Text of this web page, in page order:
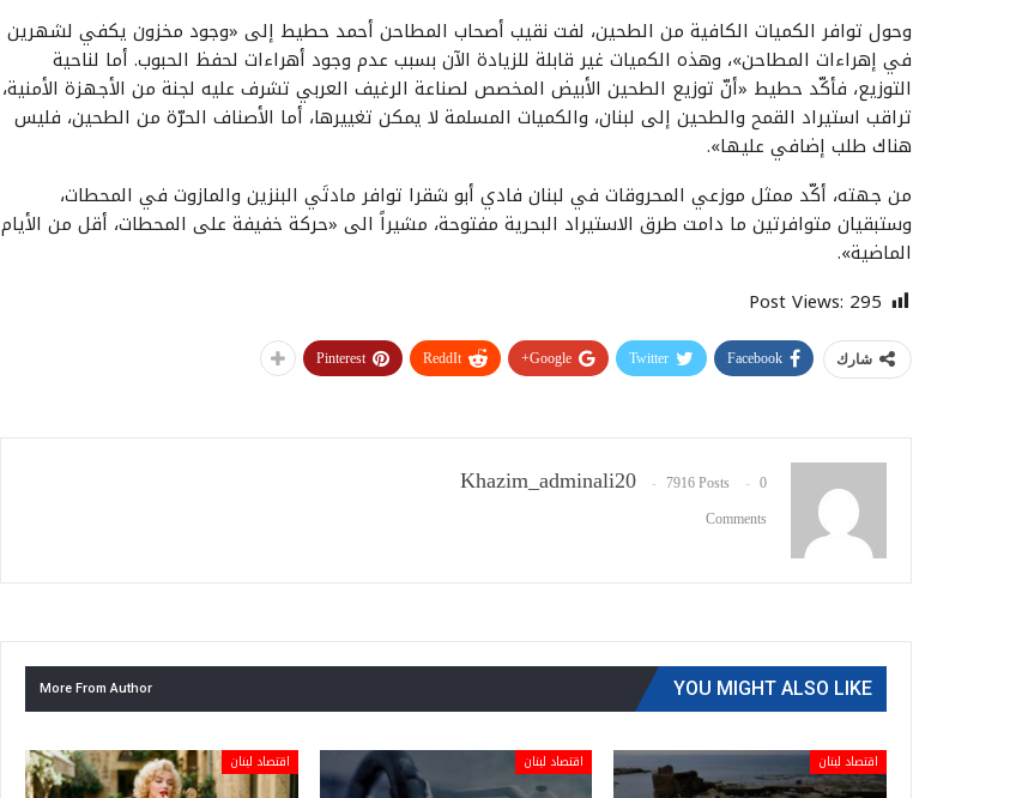
وحول توافر الكميات الكافية من الطحين، لفت نقيب أصحاب المطاحن أحمد حطيط إلى «وجود مخزون يكفي لشهرين
في إهراءات المطاحن»، وهذه الكميات غير قابلة للزيادة الآن بسبب عدم وجود أهراءات لحفظ الحبوب. أما لناحية
التوزيع، فأكّد حطيط «أنّ توزيع الطحين الأبيض المخصص لصناعة الرغيف العربي تشرف عليه لجنة من الأجهزة الأمنية،
تراقب استيراد القمح والطحين إلى لبنان، والكميات المسلمة لا يمكن تغييرها، أما الأصناف الحرّة من الطحين، فليس
هناك طلب إضافي عليها».
من جهته، أكّد ممثل موزعي المحروقات في لبنان فادي أبو شقرا توافر مادتَي البنزين والمازوت في المحطات،
وستبقيان متوافرتين ما دامت طرق الاستيراد البحرية مفتوحة، مشيراً الى «حركة خفيفة على المحطات، أقل من الأيام
الماضية».
Post Views: 295
شارك Facebook
Twitter
Google+
ReddIt
Pinterest
Khazim_adminali20 7916 Posts 0
Comments
YOU MIGHT ALSO LIKE
More From Author
اقتصاد لبنان اقتصاد لبنان اقتصاد لبنان